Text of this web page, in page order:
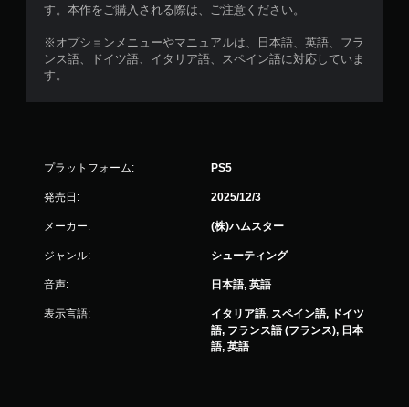
す。本作をご購入される際は、ご注意ください。
※オプションメニューやマニュアルは、日本語、英語、フラ
ンス語、ドイツ語、イタリア語、スペイン語に対応していま
す。
プラットフォーム: PS5
発売日: 2025/12/3
メーカー: (株)ハムスター
ジャンル: シューティング
音声: 日本語, 英語
表示言語:
イタリア語, スペイン語, ドイツ
語, フランス語 (フランス), 日本
語, 英語